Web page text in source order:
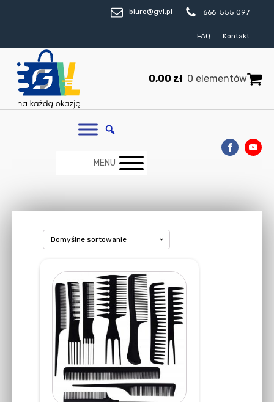
biuro@gvl.pl 666 555 097
FAQ Kontakt
0,00 zł 0 elementów
MENU